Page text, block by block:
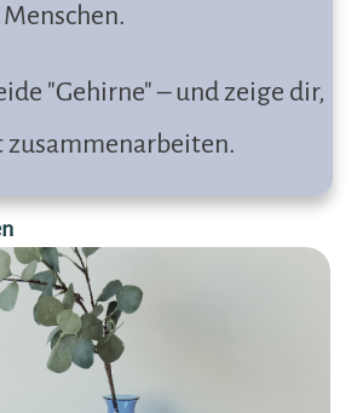
"Gehirne" – und zeige dir,
zusammenarbeiten.